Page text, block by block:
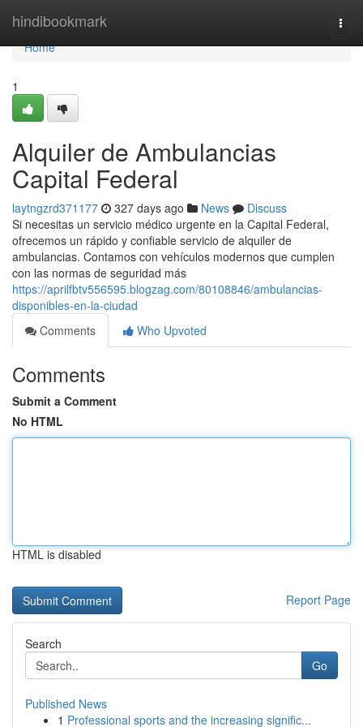
hindibookmark
Home
Home
1
Alquiler de Ambulancias
Capital Federal
laytngzrd371177 327 days ago News
Discuss
Si necesitas un servicio médico urgente en la Capital Federal,
ofrecemos un rápido y confiable servicio de alquiler de
ambulancias. Contamos con vehículos modernos que cumplen
con las normas de seguridad más
https://aprilfbtv556595.blogzag.com/80108846/ambulancias-
disponibles-en-la-ciudad
Comments
Who Upvoted
Comments
Submit a Comment
No HTML
HTML is disabled
Report Page
Search
Go
Published News
1 Professional sports and the increasing signific...